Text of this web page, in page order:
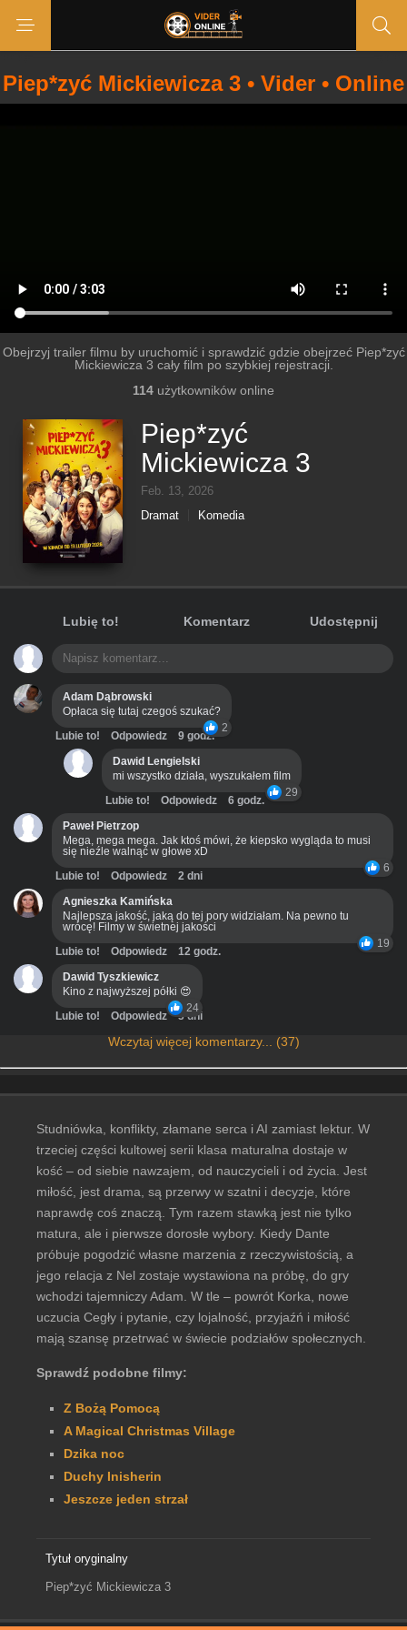
Piep*zyć Mickiewicza 3 • Vider • Online
Obejrzyj trailer filmu by uruchomić i sprawdzić gdzie obejrzeć Piep*zyć
Mickiewicza 3 cały film po szybkiej rejestracji.
114 użytkowników online
Piep*zyć
Mickiewicza 3
Feb. 13, 2026
Dramat
Komedia
Lubię to! Komentarz Udostępnij
Adam Dąbrowski
Opłaca się tutaj czegoś szukać?
2
Lubie to! Odpowiedz
9 godz.
Dawid Lengielski
mi wszystko działa, wyszukałem film
29
Lubie to! Odpowiedz
6 godz.
Paweł Pietrzop
Mega, mega mega. Jak ktoś mówi, że kiepsko wygląda to musi
się nieźle walnąć w głowe xD
6
Lubie to! Odpowiedz
2 dni
Agnieszka Kamińska
Najlepsza jakość, jaką do tej pory widziałam. Na pewno tu
wrócę! Filmy w świetnej jakości
19
Lubie to! Odpowiedz
12 godz.
Dawid Tyszkiewicz
Kino z najwyższej półki 😍
24
Lubie to! Odpowiedz 3 dni
Wczytaj więcej komentarzy... (37)
Studniówka, konflikty, złamane serca i AI zamiast lektur. W
trzeciej części kultowej serii klasa maturalna dostaje w
kość – od siebie nawzajem, od nauczycieli i od życia. Jest
miłość, jest drama, są przerwy w szatni i decyzje, które
naprawdę coś znaczą. Tym razem stawką jest nie tylko
matura, ale i pierwsze dorosłe wybory. Kiedy Dante
próbuje pogodzić własne marzenia z rzeczywistością, a
jego relacja z Nel zostaje wystawiona na próbę, do gry
wchodzi tajemniczy Adam. W tle – powrót Korka, nowe
uczucia Cegły i pytanie, czy lojalność, przyjaźń i miłość
mają szansę przetrwać w świecie podziałów społecznych.
Sprawdź podobne filmy:
Z Bożą Pomocą
A Magical Christmas Village
Dzika noc
Duchy Inisherin
Jeszcze jeden strzał
Tytuł oryginalny
Piep*zyć Mickiewicza 3